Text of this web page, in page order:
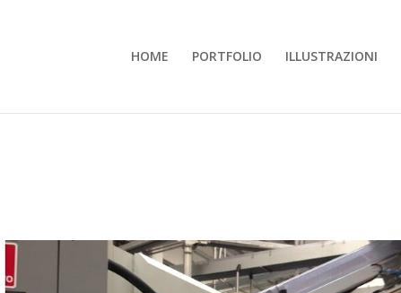
HOME PORTFOLIO ILLUSTRAZIONI